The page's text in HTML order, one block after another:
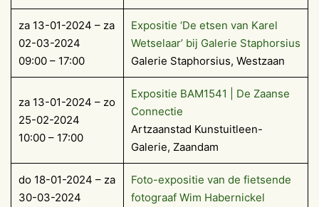
za 13-01-2024 – za
02-03-2024
09:00 – 17:00
Expositie ‘De etsen van Karel
Wetselaar’ bij Galerie Staphorsius
Galerie Staphorsius, Westzaan
za 13-01-2024 – zo
25-02-2024
10:00 – 17:00
Expositie BAM1541 | De Zaanse
Connectie
Artzaanstad Kunstuitleen-
Galerie, Zaandam
do 18-01-2024 – za
30-03-2024
Foto-expositie van de fietsende
fotograaf Wim Habernickel